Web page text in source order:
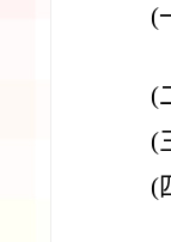
(
(
(
(